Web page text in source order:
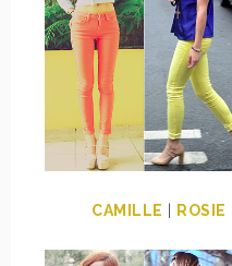
CAMILLE ROSIE